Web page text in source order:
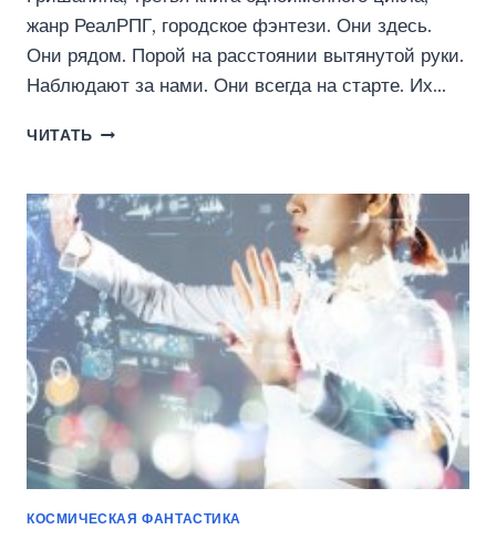
жанр РеалРПГ, городское фэнтези. Они здесь.
Они рядом. Порой на расстоянии вытянутой руки.
Наблюдают за нами. Они всегда на старте. Их…
ЧИТАТЬ ПРАКТИКАНТ.
(ИДДК)
КОСМИЧЕСКАЯ ФАНТАСТИКА